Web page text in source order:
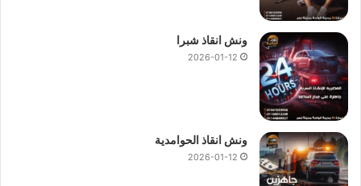
ونش انقاذ شبرا
2026-01-12
ونش انقاذ الحوامدية
2026-01-12